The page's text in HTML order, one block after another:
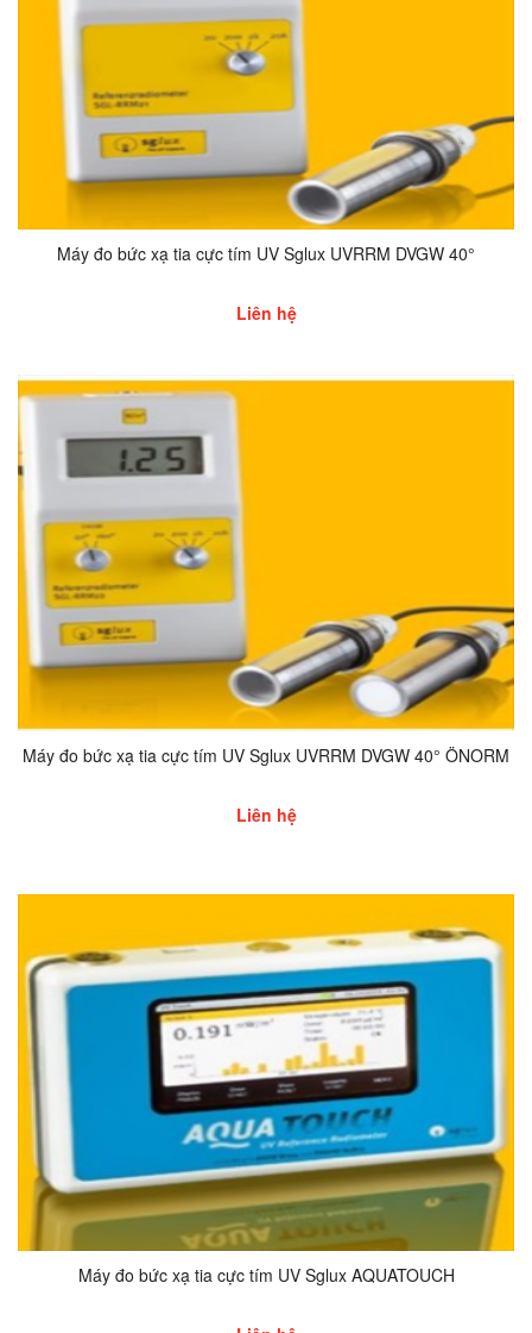
Máy đo bức xạ tia cực tím UV Sglux UVRRM DVGW 40°
Liên hệ
Máy đo bức xạ tia cực tím UV Sglux UVRRM DVGW 40° ÖNORM
Liên hệ
Máy đo bức xạ tia cực tím UV Sglux AQUATOUCH